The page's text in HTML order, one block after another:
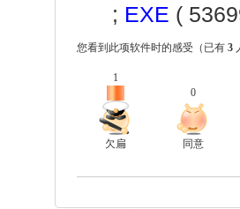
; EXE (
您看到此项软件时的感受 （已有 3
1
欠扁
0
同意